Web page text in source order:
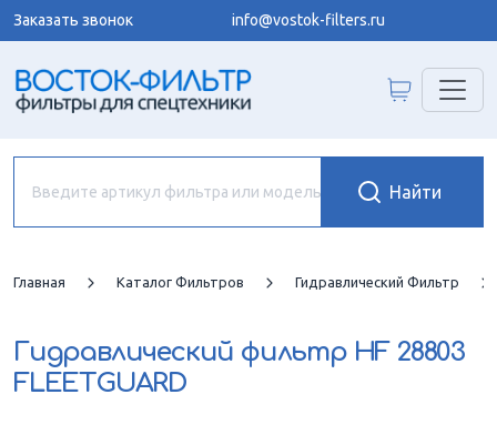
Заказать звонок info@vostok-filters.ru
Главная Каталог Фильтров Гидравлический Фильтр
Гидравлический фильтр HF 28803
FLEETGUARD